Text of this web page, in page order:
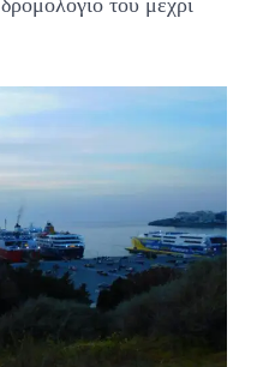
του μέχρι